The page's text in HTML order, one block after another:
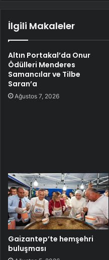
İlgili Makaleler
Altın Portakal’da Onur
Ödülleri Menderes
Samancılar ve Tilbe
Saran’a
Ağustos 7, 2026
Gaizantep’te hemşehri
buluşması